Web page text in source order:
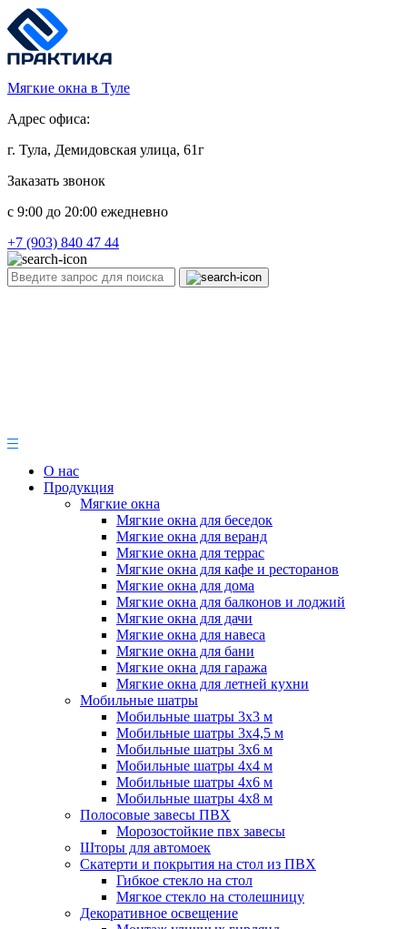
Мягкие окна в Туле
Адрес офиса:
г. Тула, Демидовская улица, 61г
Заказать звонок
c 9:00 до 20:00 ежедневно
+7 (903) 840 47 44
О нас
Продукция
Мягкие окна
Мягкие окна для беседок
Мягкие окна для веранд
Мягкие окна для террас
Мягкие окна для кафе и ресторанов
Мягкие окна для дома
Мягкие окна для балконов и лоджий
Мягкие окна для дачи
Мягкие окна для навеса
Мягкие окна для бани
Мягкие окна для гаража
Мягкие окна для летней кухни
Мобильные шатры
Мобильные шатры 3х3 м
Мобильные шатры 3х4,5 м
Мобильные шатры 3х6 м
Мобильные шатры 4х4 м
Мобильные шатры 4х6 м
Мобильные шатры 4х8 м
Полосовые завесы ПВХ
Морозостойкие пвх завесы
Шторы для автомоек
Скатерти и покрытия на стол из ПВХ
Гибкое стекло на стол
Мягкое стекло на столешницу
Декоративное освещение